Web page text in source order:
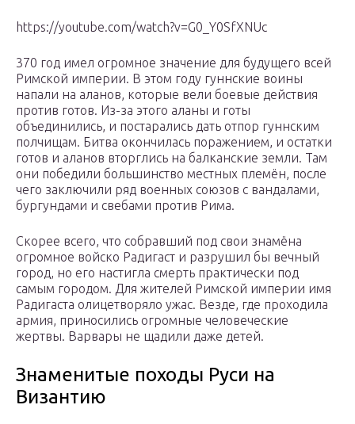
https://youtube.com/watch?v=G0_Y0SfXNUc
370 год имел огромное значение для будущего всей
Римской империи. В этом году гуннские воины
напали на аланов, которые вели боевые действия
против готов. Из-за этого аланы и готы
объединились, и постарались дать отпор гуннским
полчищам. Битва окончилась поражением, и остатки
готов и аланов вторглись на балканские земли. Там
они победили большинство местных племён, после
чего заключили ряд военных союзов с вандалами,
бургундами и свебами против Рима.
Скорее всего, что собравший под свои знамёна
огромное войско Радигаст и разрушил бы вечный
город, но его настигла смерть практически под
самым городом. Для жителей Римской империи имя
Радигаста олицетворяло ужас. Везде, где проходила
армия, приносились огромные человеческие
жертвы. Варвары не щадили даже детей.
Знаменитые походы Руси на
Византию